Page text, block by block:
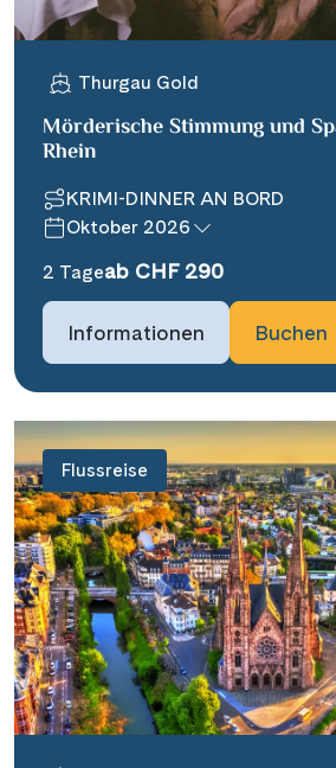
Thurgau Gold
Mörderische Stimmung und
Rhein
KRIMI-DINNER AN BORD
Oktober 2026
2 Tageab CHF 290
Informationen Buchen
Flussreise